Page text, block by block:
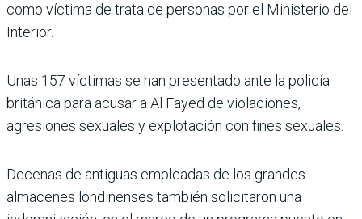
como víctima de trata de personas por el Ministerio del
Interior.
Unas 157 víctimas se han presentado ante la policía
británica para acusar a Al Fayed de violaciones,
agresiones sexuales y explotación con fines sexuales.
Decenas de antiguas empleadas de los grandes
almacenes londinenses también solicitaron una